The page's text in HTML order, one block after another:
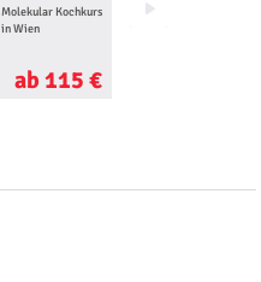
Molekular Kochkurs
in Wien
ab 115 €
Candle Light Dinner